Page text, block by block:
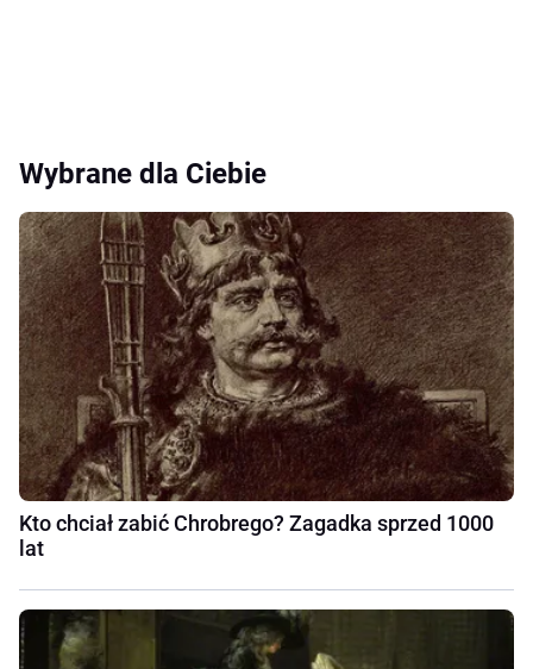
Wybrane dla Ciebie
Kto chciał zabić Chrobrego? Zagadka sprzed 1000
lat